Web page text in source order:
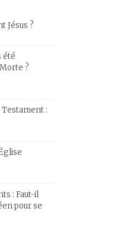
Jésus ?
été
?
Testament :
: Faut-il
pour se